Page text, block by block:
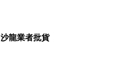
沙龍業者批貨